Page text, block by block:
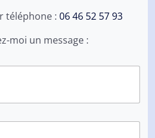
téléphone : 06 46 52 57 93
moi un message :